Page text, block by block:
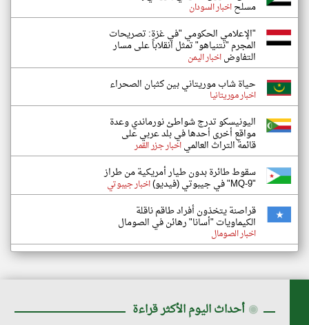
مسلحاخبار السودان
"الإعلامي الحكومي "في غزة: تصريحات
المجرم "نتنياهو" تمثل انقلاباً على مسار
التفاوضاخبار اليمن
حياة شاب موريتاني بين كثبان الصحراء
اخبار موريتانيا
اليونيسكو تدرج شواطئ نورماندي وعدة
مواقع أخرى أحدها في بلد عربي على
قائمة التراث العالمياخبار جزر القمر
سقوط طائرة بدون طيار أمريكية من طراز
"MQ-9" في جيبوتي (فيديو) اخبار جيبوتي
قراصنة يتخذون أفراد طاقم ناقلة
الكيماويات "أسانا" رهائن في الصومال
اخبار الصومال
◉ أحداث اليوم الأكثر قراءة